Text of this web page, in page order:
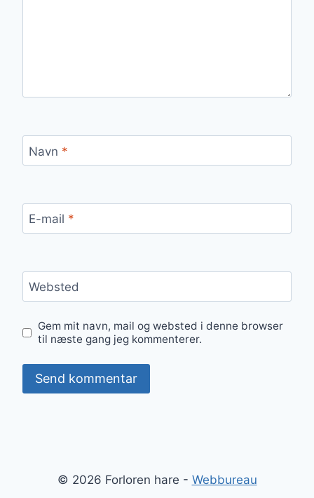
Navn *
E-mail *
Websted
Gem mit navn, mail og websted i denne browser
til næste gang jeg kommenterer.
© 2026 Forloren hare - Webbureau